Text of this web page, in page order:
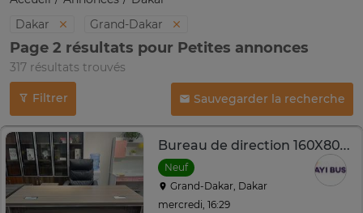
Dakar
Grand-Dakar
Page 2 résultats pour Petites annonces
317 résultats trouvés
Filtrer Sauvegarder la recherche
Bureau de direction 160X80X75
Neuf
Grand-Dakar, Dakar
mercredi, 16:29